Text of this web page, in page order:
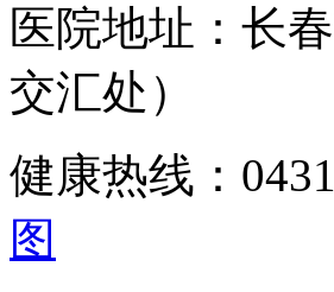
医院地址：长
交汇处）
健康热线：
图